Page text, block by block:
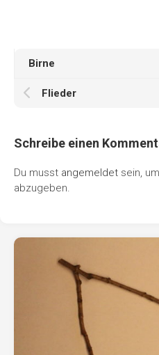
Birne
Flieder
Schreibe einen
Du musst angemeldet sein,
abzugeben.